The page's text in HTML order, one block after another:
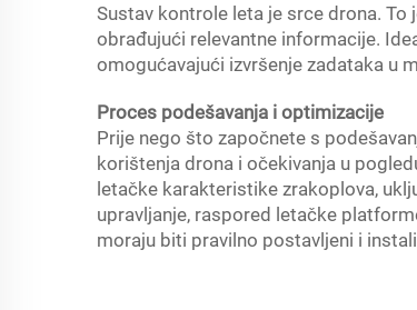
Sustav kontrole leta je srce drona.
obrađujući relevantne informacije.
omogućavajući izvršenje zadataka u
Proces podešavanja i optimizacije
Prije nego što započnete s
korištenja drona i očekivanja u
letačke karakteristike zrakoplova,
upravljanje, raspored letačke
moraju biti pravilno postavljeni i